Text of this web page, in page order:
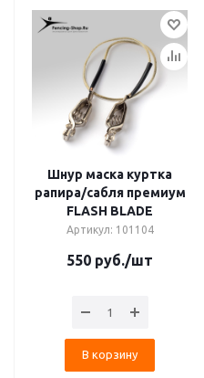
Шнур маска куртка
рапира/сабля премиум
FLASH BLADE
Артикул: 101104
550 руб./шт
В корзину